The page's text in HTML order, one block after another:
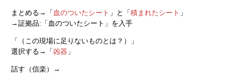
まとめる→「 血のついたシート 」と「積まれたシート 」
→証拠品:「血のついたシート」を入手
「（この現場に足りないものとは？）」
選択する→「凶器 」
話す（信楽）→